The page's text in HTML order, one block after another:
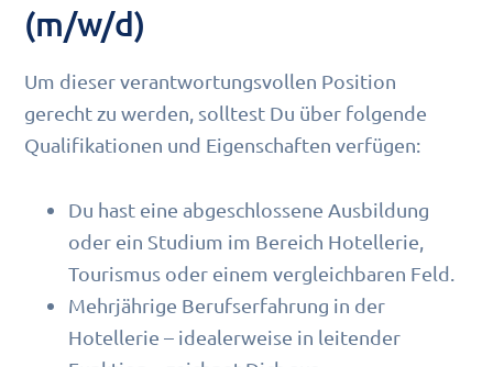
(m/w/d)
Um dieser verantwortungsvollen Position
gerecht zu werden, solltest Du über folgende
Qualifikationen und Eigenschaften verfügen:
Du hast eine abgeschlossene Ausbildung
oder ein Studium im Bereich Hotellerie,
Tourismus oder einem vergleichbaren Feld.
Mehrjährige Berufserfahrung in der
Hotellerie – idealerweise in leitender